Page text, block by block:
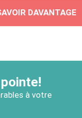
DAVANTAGE
à votre